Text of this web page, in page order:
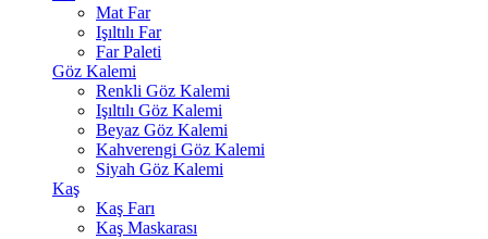
Mat Far
Işıltılı Far
Far Paleti
Göz Kalemi
Renkli Göz Kalemi
Işıltılı Göz Kalemi
Beyaz Göz Kalemi
Kahverengi Göz Kalemi
Siyah Göz Kalemi
Kaş
Kaş Farı
Kaş Maskarası